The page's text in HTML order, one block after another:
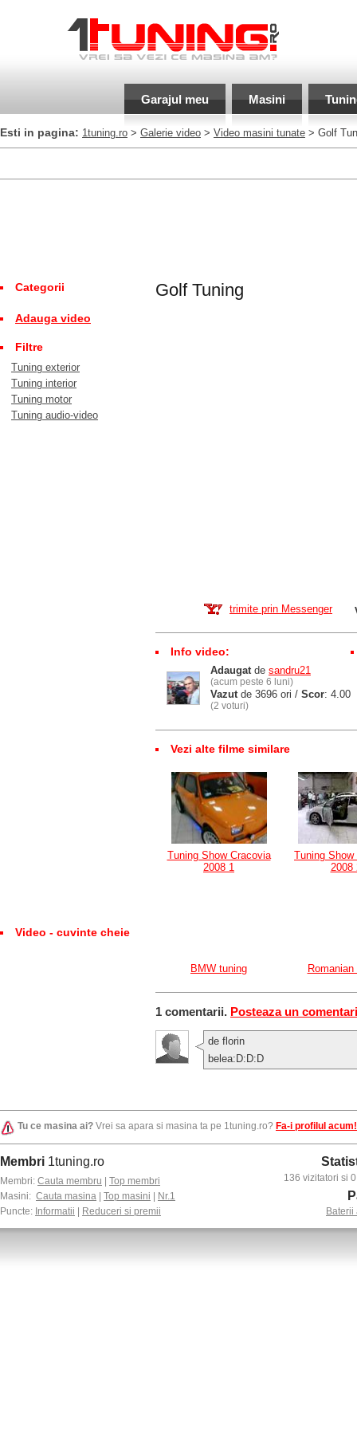
Garajul meu Masini
Esti in pagina: 1tuning.ro > Galerie video > Video masini tunate > Golf
Categorii
Adauga video
Filtre
Tuning exterior
Tuning interior
Tuning motor
Tuning audio-video
Video - cuvinte cheie
Golf Tuning
trimite prin Messenger
Info video:
Adaugatde sandru21
(acum peste 6 luni)
Vazutde 3696 ori / Scor: 4.00
(2 voturi)
Vezi alte filme similare
Tuning Show Cracovia
2008 1
Tuning Show
2008
BMW tuning Romanian
1 comentarii. Posteaza un
de florin
belea:D:D:D
Tu ce masina ai? Vrei sa apara si masina ta pe 1tuning.ro? Fa-i profilul acum!
Membri 1tuning.ro
Membri: Cauta membru
Top membri
Masini: Cauta masina Top masini
Nr.1
Puncte: Informatii Reduceri si premii
136 vizitatori si